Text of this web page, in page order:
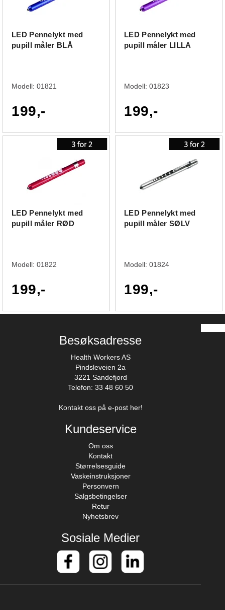
LED Pennelykt med
pupill måler BLÅ
Modell: 01821
199,-
LED Pennelykt med
pupill måler LILLA
Modell: 01823
199,-
LED Pennelykt med
pupill måler RØD
Modell: 01822
199,-
LED Pennelykt med
pupill måler SØLV
Modell: 01824
199,-
Besøksadresse
Health Workers AS
Pindsleveien 2a
3221 Sandefjord
Telefon: 33 48 60 50
Kontakt oss på e-post her!
Kundeservice
Om oss
Kontakt
Størrelsesguide
Vaskeinstruksjoner
Personvern
Salgsbetingelser
Retur
Nyhetsbrev
Sosiale Medier